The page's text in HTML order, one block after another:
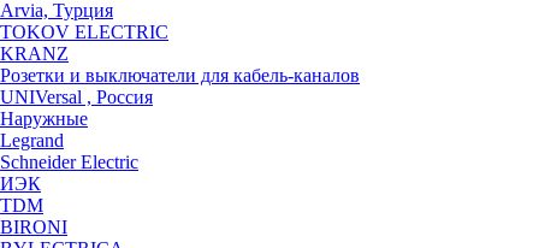
Arvia, Турция
TOKOV ELECTRIC
KRANZ
Розетки и выключатели для кабель-каналов
UNIVersal , Россия
Наружные
Legrand
Schneider Electric
ИЭК
TDM
BIRONI